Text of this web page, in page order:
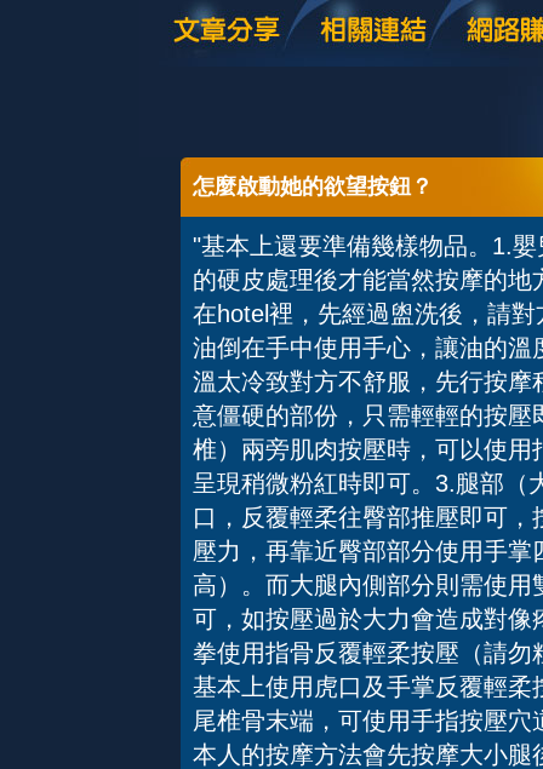
怎麼啟動她的欲望按鈕？
"基本上還要準備幾樣物品。1.
的硬皮處理後才能當然按摩的
在hotel裡，先經過盥洗後，請
油倒在手中使用手心，讓油的
溫太冷致對方不舒服，先行按
意僵硬的部份，只需輕輕的按
椎）兩旁肌肉按壓時，可以使
呈現稍微粉紅時即可。3.腿部（
口，反覆輕柔往臀部推壓即可
壓力，再靠近臀部部分使用手
高）。而大腿內側部分則需使
可，如按壓過於大力會造成對
拳使用指骨反覆輕柔按壓（請
基本上使用虎口及手掌反覆輕
尾椎骨末端，可使用手指按壓
本人的按摩方法會先按摩大小